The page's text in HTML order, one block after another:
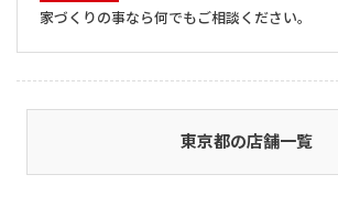
家づくりの事なら何でもご相談ください。
東京都の店舗一覧